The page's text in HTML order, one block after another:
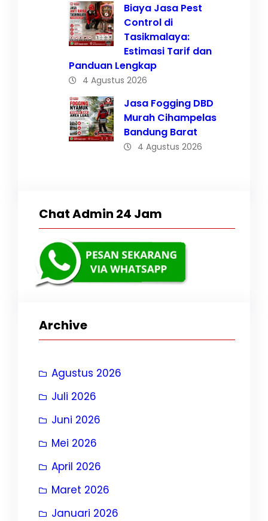
Biaya Jasa Pest
Control di
Tasikmalaya:
Estimasi Tarif dan
Panduan Lengkap
4 Agustus 2026
Jasa Fogging DBD
Murah Cihampelas
Bandung Barat
4 Agustus 2026
Chat Admin 24 Jam
Archive
Agustus 2026
Juli 2026
Juni 2026
Mei 2026
April 2026
Maret 2026
Januari 2026